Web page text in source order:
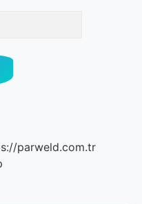
parweld.com.tr